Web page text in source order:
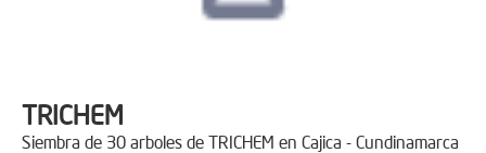
TRICHEM
Siembra de 30 arboles de TRICHEM en Cajica - Cundinamarca